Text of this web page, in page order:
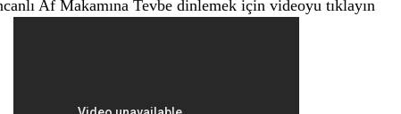
Af Makamına Tevbe dinlemek için videoyu tıklayın